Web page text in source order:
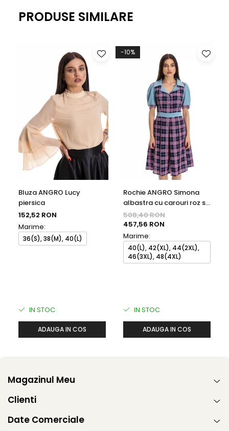
PRODUSE SIMILARE
Bluza ANGRO Lucy
piersica
152,52 RON
Marime:
36(S), 38(M), 40(L)
IN STOC
ADAUGA IN COS
-10%
Rochie ANGRO Simona
albastra cu carouri roz si
bleumarin
508,40 RON
457,56 RON
Marime:
40(L), 42(XL), 44(2XL),
46(3XL), 48(4XL)
IN STOC
ADAUGA IN COS
Magazinul Meu
Clienti
Date Comerciale